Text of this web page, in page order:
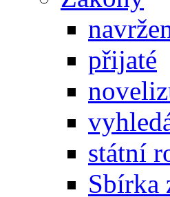
přijaté
státní
Sbírka